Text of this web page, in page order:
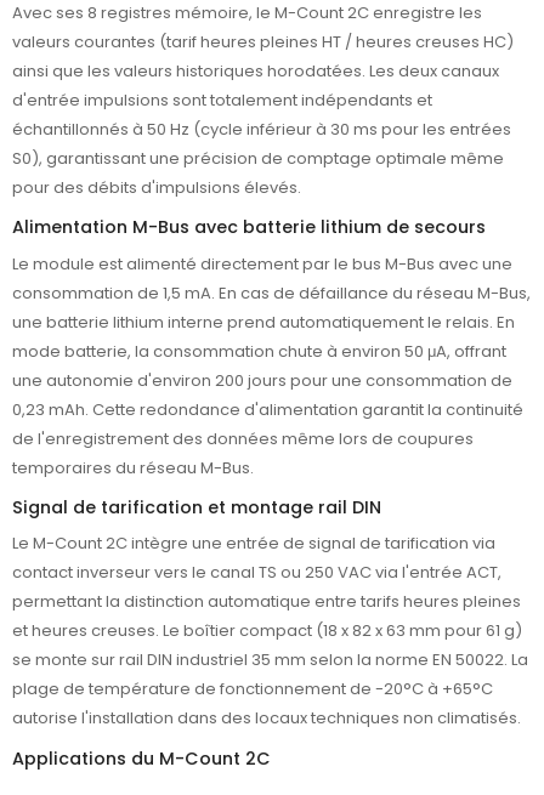
Avec ses 8 registres mémoire, le M-Count 2C enregistre les
valeurs courantes (tarif heures pleines HT / heures creuses HC)
ainsi que les valeurs historiques horodatées. Les deux canaux
d'entrée impulsions sont totalement indépendants et
échantillonnés à 50 Hz (cycle inférieur à 30 ms pour les entrées
S0), garantissant une précision de comptage optimale même
pour des débits d'impulsions élevés.
Alimentation M-Bus avec batterie lithium de secours
Le module est alimenté directement par le bus M-Bus avec une
consommation de 1,5 mA. En cas de défaillance du réseau M-Bus,
une batterie lithium interne prend automatiquement le relais. En
mode batterie, la consommation chute à environ 50 μA, offrant
une autonomie d'environ 200 jours pour une consommation de
0,23 mAh. Cette redondance d'alimentation garantit la continuité
de l'enregistrement des données même lors de coupures
temporaires du réseau M-Bus.
Signal de tarification et montage rail DIN
Le M-Count 2C intègre une entrée de signal de tarification via
contact inverseur vers le canal TS ou 250 VAC via l'entrée ACT,
permettant la distinction automatique entre tarifs heures pleines
et heures creuses. Le boîtier compact (18 x 82 x 63 mm pour 61 g)
se monte sur rail DIN industriel 35 mm selon la norme EN 50022. La
plage de température de fonctionnement de -20°C à +65°C
autorise l'installation dans des locaux techniques non climatisés.
Applications du M-Count 2C